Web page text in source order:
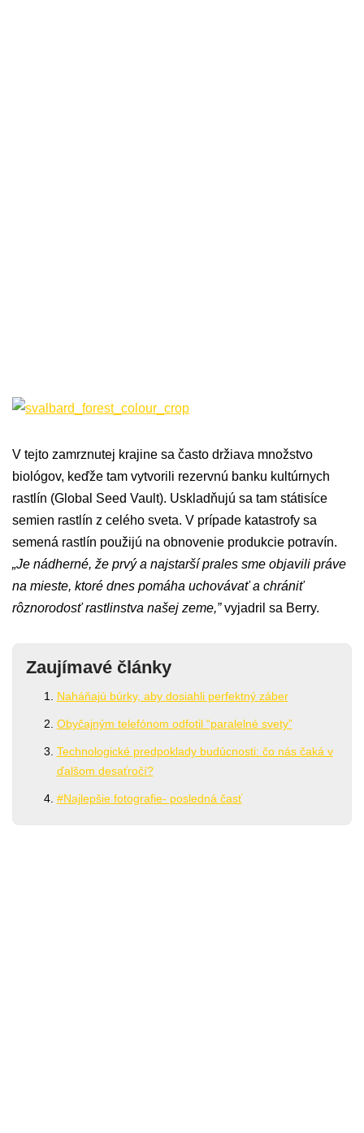
V tejto zamrznutej krajine sa často držiava množstvo
biológov, keďže tam vytvorili rezervnú banku kultúrnych
rastlín (Global Seed Vault). Uskladňujú sa tam státisíce
semien rastlín z celého sveta. V prípade katastrofy sa
semená rastlín použijú na obnovenie produkcie potravín.
„Je nádherné, že prvý a najstarší prales sme objavili práve
na mieste, ktoré dnes pomáha uchovávať a chrániť
rôznorodosť rastlinstva našej zeme,”vyjadril sa Berry.
Zaujímavé články
Naháňajú búrky, aby dosiahli perfektný záber
Obyčajným telefónom odfotil “paralelné svety”
Technologické predpoklady budúcnosti: čo nás čaká v
ďalšom desaťročí?
#Najlepšie fotografie- posledná časť